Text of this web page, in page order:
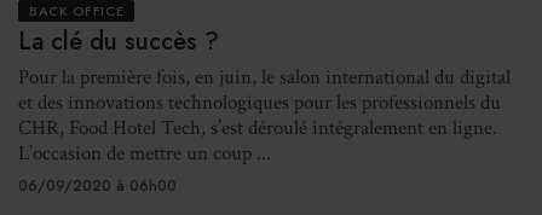
BACK OFFICE
La clé du succès ?
Pour la première fois, en juin, le salon international du digital
et des innovations technologiques pour les professionnels du
CHR, Food Hotel Tech, s’est déroulé intégralement en ligne.
L’occasion de mettre un coup ...
06/09/2020 à 06h00